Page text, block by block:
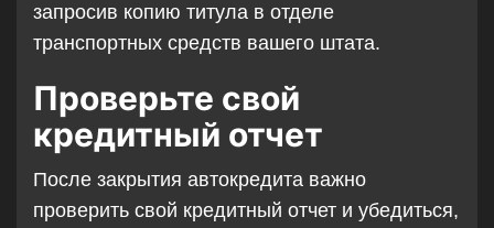
запросив копию титула в отделе
транспортных средств вашего штата.
Проверьте свой
кредитный отчет
После закрытия автокредита важно
проверить свой кредитный отчет и убедиться,